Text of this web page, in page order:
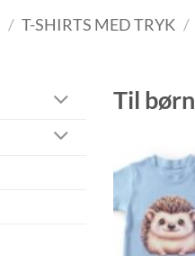
/ T-SHIRTS MED TRYK /
Til børn